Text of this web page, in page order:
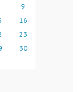
9
16
23
30